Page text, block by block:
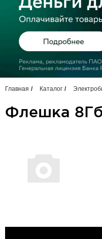
Главная Каталог
Флешка